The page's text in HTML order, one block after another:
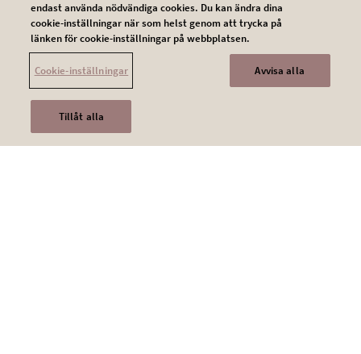
Legal SV
Kontakta oss
endast använda nödvändiga cookies. Du kan ändra dina
cookie-inställningar när som helst genom att trycka på
länken för cookie-inställningar på webbplatsen.
Cookie-inställningar Avvisa alla
Tillåt alla